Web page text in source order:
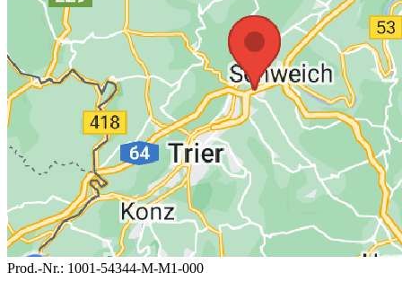
Prod.-Nr.: 1001-54344-M-M1-000